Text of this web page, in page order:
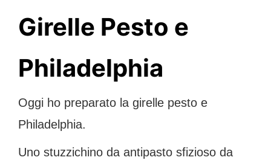
Girelle Pesto e
Philadelphia
Oggi ho preparato la girelle pesto e
Philadelphia.
Uno stuzzichino da antipasto sfizioso da